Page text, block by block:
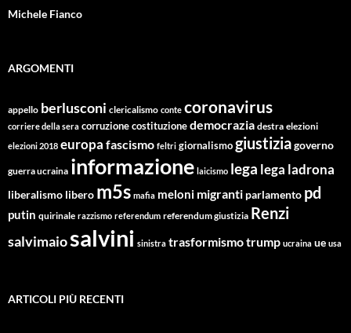
Michele Fianco
ARGOMENTI
appello berlusconi clericalismo conte coronavirus
corriere della sera corruzionecostituzionedemocrazia destra elezioni
elezioni 2018 europa fascismo feltri giornalismogiustiziagoverno
guerra ucraina informazione laicismo lega lega ladrona
liberalismo libero m5s mafia meloni migranti parlamento pd
putin quirinale razzismo referendum referendum giustizia Renzi
salvimaiosalvini sinistra trasformismotrump ucraina ue usa
ARTICOLI PIÙ RECENTI